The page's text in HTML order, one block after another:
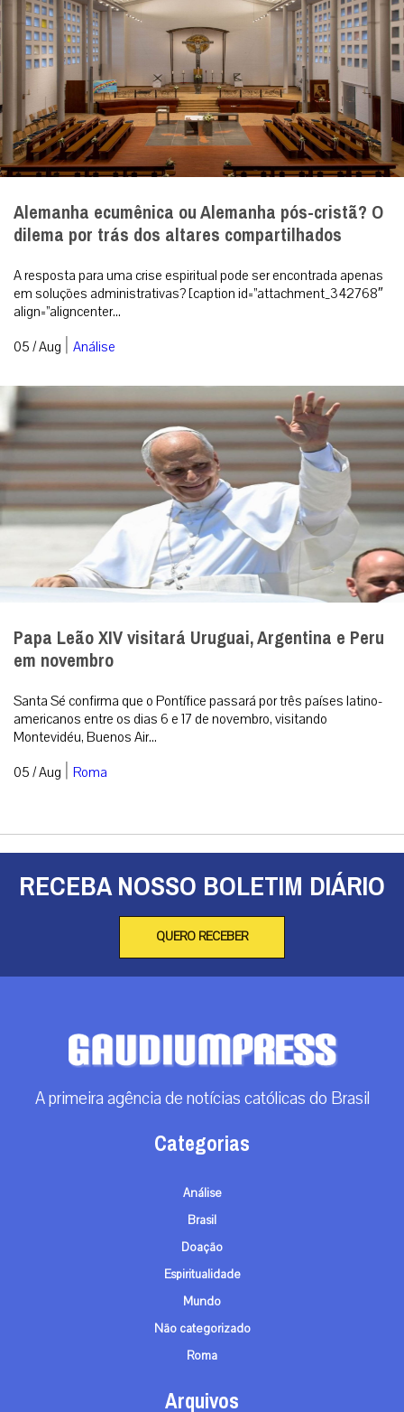
Alemanha ecumênica ou Alemanha pós-cristã? O
dilema por trás dos altares compartilhados
A resposta para uma crise espiritual pode ser encontrada apenas
em soluções administrativas? [caption id=”attachment_342768″
align=”aligncenter...
05 / Aug | Análise
Papa Leão XIV visitará Uruguai, Argentina e Peru
em novembro
Santa Sé confirma que o Pontífice passará por três países latino-
americanos entre os dias 6 e 17 de novembro, visitando
Montevidéu, Buenos Air...
05 / Aug | Roma
RECEBA NOSSO BOLETIM DIÁRIO
QUERO RECEBER
A primeira agência de notícias católicas do Brasil
Categorias
Análise
Brasil
Doação
Espiritualidade
Mundo
Não categorizado
Roma
Arquivos